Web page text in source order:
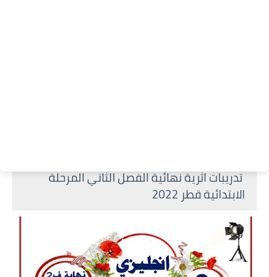
تدريبات اثرية نهائية الفصل الثاني المرحلة
الابتدائية قطر 2022